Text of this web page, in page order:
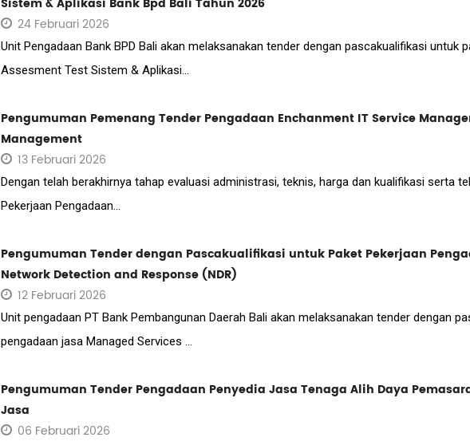
24 Februari 2026
Unit Pengadaan Bank BPD Bali akan melaksanakan tender dengan pascakualifikasi untuk
Assesment Test Sistem & Aplikasi...
Pengumuman Pemenang Tender Pengadaan Enchanment IT Service
Management
13 Februari 2026
Dengan telah berakhirnya tahap evaluasi administrasi, teknis, harga dan kualifikasi serta
Pekerjaan Pengadaan...
Pengumuman Tender dengan Pascakualifikasi untuk Paket Pekerjaan
Network Detection and Response (NDR)
12 Februari 2026
Unit pengadaan PT Bank Pembangunan Daerah Bali akan melaksanakan tender dengan
pengadaan jasa Managed Services ...
Pengumuman Tender Pengadaan Penyedia Jasa Tenaga Alih Daya
Jasa
06 Februari 2026